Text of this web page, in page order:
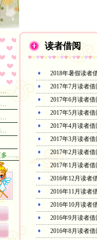
…
…
…
…
多……
读者借阅
2018年暑假读者
2017年7月读者
2017年6月读者
2017年5月读者
2017年4月读者
2017年3月读者
2017年2月读者
2017年1月读者
2016年12月读者
2016年11月读者
2016年10月读者
2016年9月读者
2016年8月读者